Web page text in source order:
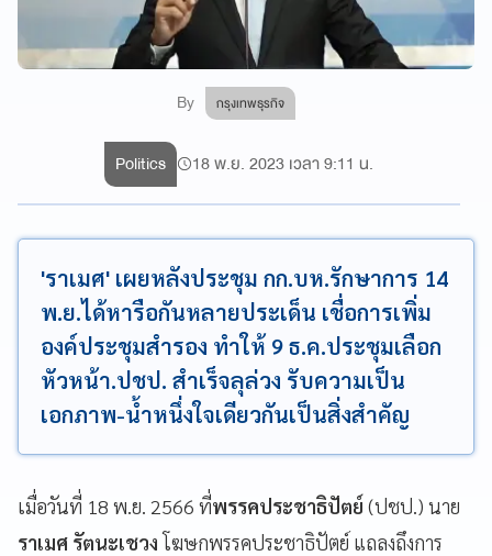
By กรุงเทพธุรกิจ
Politics 18 พ.ย. 2023 เวลา 9:11 น.
'ราเมศ' เผยหลังประชุม กก.บห.รักษาการ 14
พ.ย.ได้หารือกันหลายประเด็น เชื่อการเพิ่ม
องค์ประชุมสำรอง ทำให้ 9 ธ.ค.ประชุมเลือก
หัวหน้า.ปชป. สำเร็จลุล่วง รับความเป็น
เอกภาพ-น้ำหนึ่งใจเดียวกันเป็นสิ่งสำคัญ
เมื่อวันที่ 18 พ.ย. 2566 ที่พรรคประชาธิปัตย์ (ปชป.) นาย
ราเมศ รัตนะเชวงโฆษกพรรคประชาธิปัตย์ แถลงถึงการ